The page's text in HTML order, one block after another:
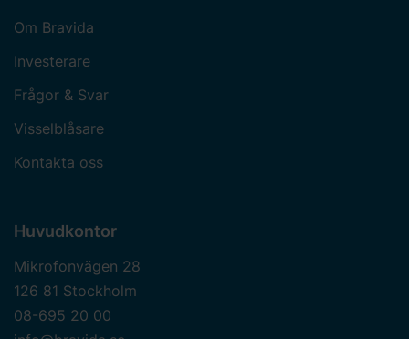
Om Bravida
Investerare
Frågor & Svar
Visselblåsare
Kontakta oss
Huvudkontor
Mikrofonvägen 28
126 81 Stockholm
08-695 20 00